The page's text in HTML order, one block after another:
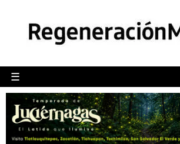
☰
POLÍTICA
CAMALEÓN
OPINIÓN
DEPORTES